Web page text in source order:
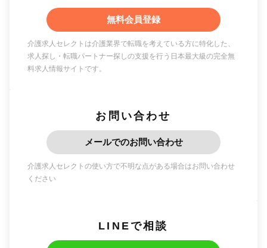
無料会員登録
介護求人セレクトは介護業界で転職を考えている方に特化した、
求人探し・転職パートナー探しの支援を行う日本最大級の完全無
料求人情報サイトです。
お問い合わせ
メールでのお問い合わせ
介護求人セレクトの使い方で不明な点がある場合はお問い合わせ
ください
LINEで相談